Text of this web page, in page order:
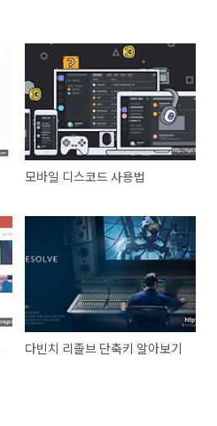
모바일 디스코드 사용법
다빈치 리졸브 단축키 알아보기